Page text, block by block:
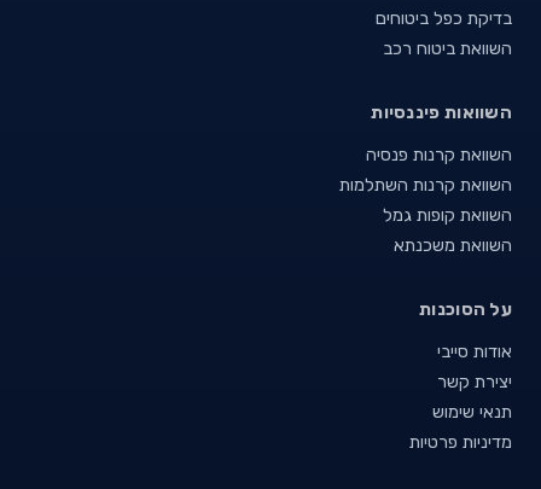
בדיקת כפל ביטוחים
השוואת ביטוח רכב
השוואות פיננסיות
השוואת קרנות פנסיה
השוואת קרנות השתלמות
השוואת קופות גמל
השוואת משכנתא
על הסוכנות
אודות סייבי
יצירת קשר
תנאי שימוש
מדיניות פרטיות